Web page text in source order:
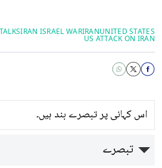
UNITED STATES
IRAN
IRAN ISRAEL WAR
US ATTACK ON IRAN
اس کہانی پر تبصرے بند ہیں۔
تبصرے